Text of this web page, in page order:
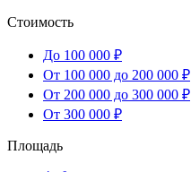
Стоимость
До 100 000 ₽
От 100 000 до 200 000 ₽
От 200 000 до 300 000 ₽
От 300 000 ₽
Площадь